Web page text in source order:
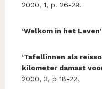
2000, 1, p. 26-29.
‘Welkom in het Leven’
‘Tafellinnen als
kilometer damast
2000, 3, p 18-22.